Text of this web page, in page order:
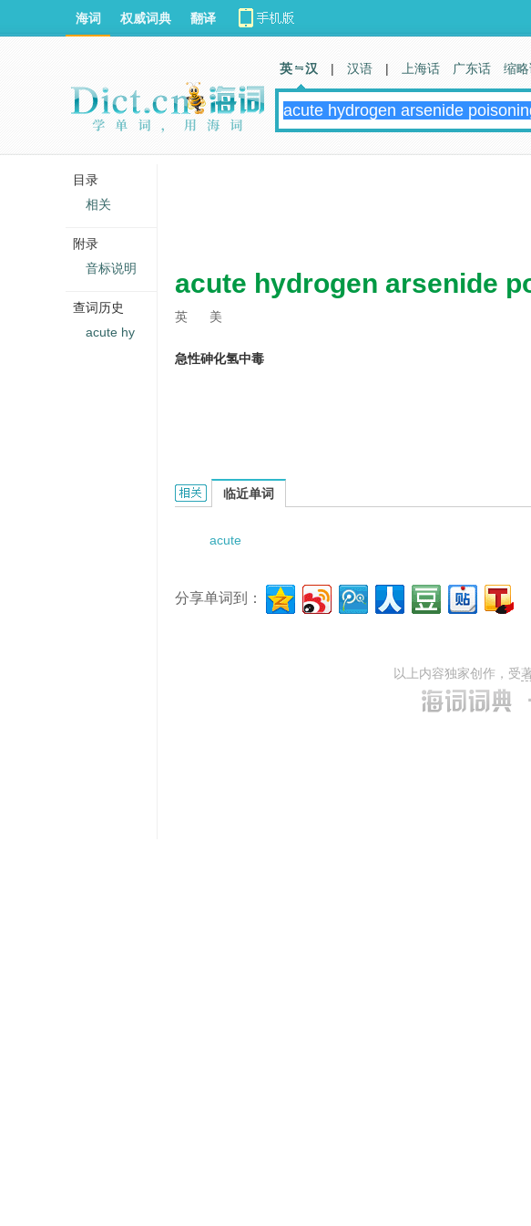
acute hydrogen arsenide
英 美
急性砷化氢中毒
acute hydrogen arsenide poisoning的相关资料：
临近单词
acute
分享单词到：
以上内容独家创作，受
海词 权威词典 翻译
英 汉 | 汉语 | 上海话 广东话 缩
目录
相关
附录
音标说明
查词历史
acute hy